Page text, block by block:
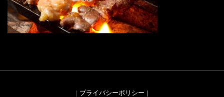
プライバシーポリシー